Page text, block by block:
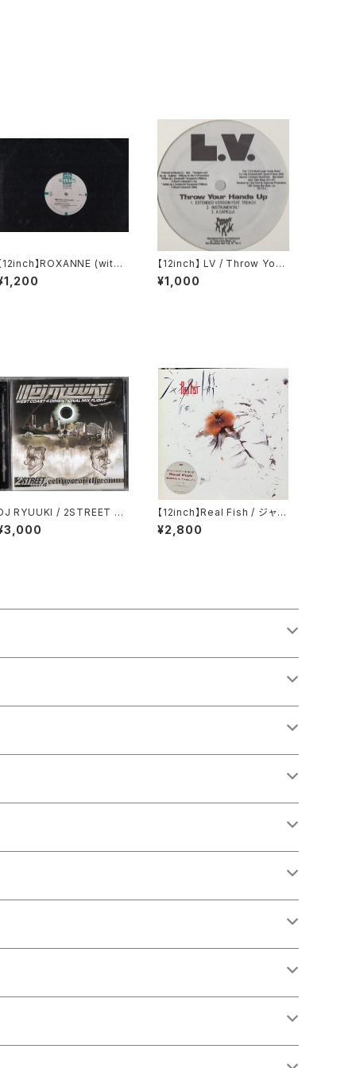
12inch】ROXANNE (with
/ THE REAL ROXA
【12inch】 LV / Throw Your
Hands Up (Remixes)
¥1,000
RYUUKI / 2STREET pa
ecipse of the sun
【12inch】Real Fish / ジャン
クビート東京
¥2,800